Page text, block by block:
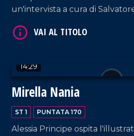
un'intervista a cura di
14:29
Mirella Nania
ST 1 PUNTATA 170
Alessia Principe ospita
VAI AL TITOLO